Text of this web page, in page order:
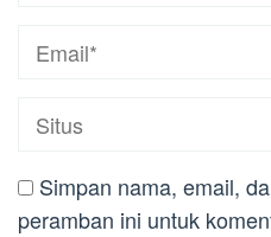
Simpan nama, email,
peramban ini untuk